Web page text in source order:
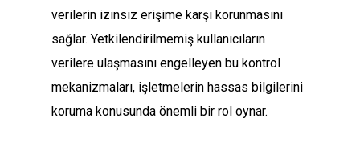
verilerin izinsiz erişime karşı korunmasını
sağlar. Yetkilendirilmemiş kullanıcıların
verilere ulaşmasını engelleyen bu kontrol
mekanizmaları, işletmelerin hassas bilgilerini
koruma konusunda önemli bir rol oynar.